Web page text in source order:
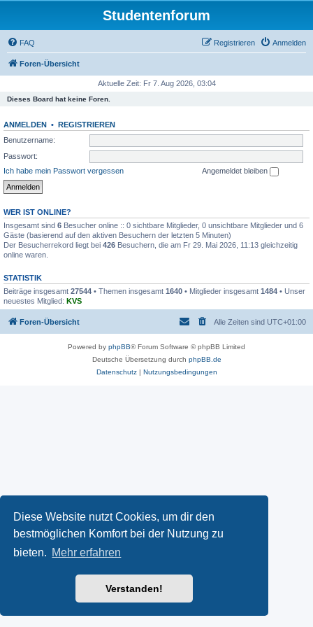
Diese Website nutzt Cookies, um dir den
bestmöglichen Komfort bei der Nutzung zu
bieten. Mehr erfahren
Verstanden!
Studentenforum
FAQ Anmelden
Registrieren
Foren-Übersicht
Aktuelle Zeit: Fr 7. Aug 2026, 03:04
Dieses Board hat keine Foren.
ANMELDEN • REGISTRIEREN
Benutzername:
Passwort:
Ich habe mein Passwort vergessen
Angemeldet bleiben
WER IST ONLINE?
Insgesamt sind 6 Besucher online :: 0 sichtbare Mitglieder, 0 unsichtbare Mitglieder und 6
Gäste (basierend auf den aktiven Besuchern der letzten 5 Minuten)
Der Besucherrekord liegt bei 426 Besuchern, die am Fr 29. Mai 2026, 11:13 gleichzeitig
online waren.
STATISTIK
Beiträge insgesamt 27544 • Themen insgesamt 1640 • Mitglieder insgesamt 1484 • Unser
neuestes Mitglied: KVS
Foren-Übersicht Alle Zeiten sind UTC+01:00
Powered by phpBB® Forum Software © phpBB Limited
Deutsche Übersetzung durch phpBB.de
Datenschutz| Nutzungsbedingungen